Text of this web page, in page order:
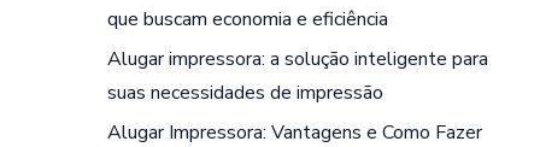
que buscam economia e eficiência
Alugar impressora: a solução inteligente para
suas necessidades de impressão
Alugar Impressora: Vantagens e Como Fazer